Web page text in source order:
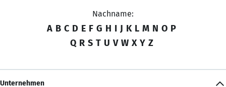
Nachname:
A B C D E F G H I J K L M N O P
Q R S T U V W X Y Z
Unternehmen